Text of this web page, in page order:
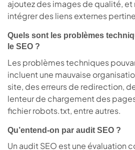
ajoutez des images de qualité, et
intégrer des liens externes
Quels sont les problèmes
le SEO ?
Les problèmes techniques
incluent une mauvaise
site, des erreurs de redirection,
lenteur de chargement des
fichier robots.txt, entre autres.
Qu’entend-on par audit SEO ?
Un audit SEO est une évaluation